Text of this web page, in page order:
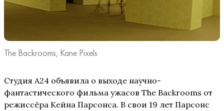
The Backrooms, Kane Pixels
Студия A24 объявила о выходе научно-
фантастического фильма ужасов The Backrooms от
режиссёра Кейна Парсонса. В свои 19 лет Парсонс